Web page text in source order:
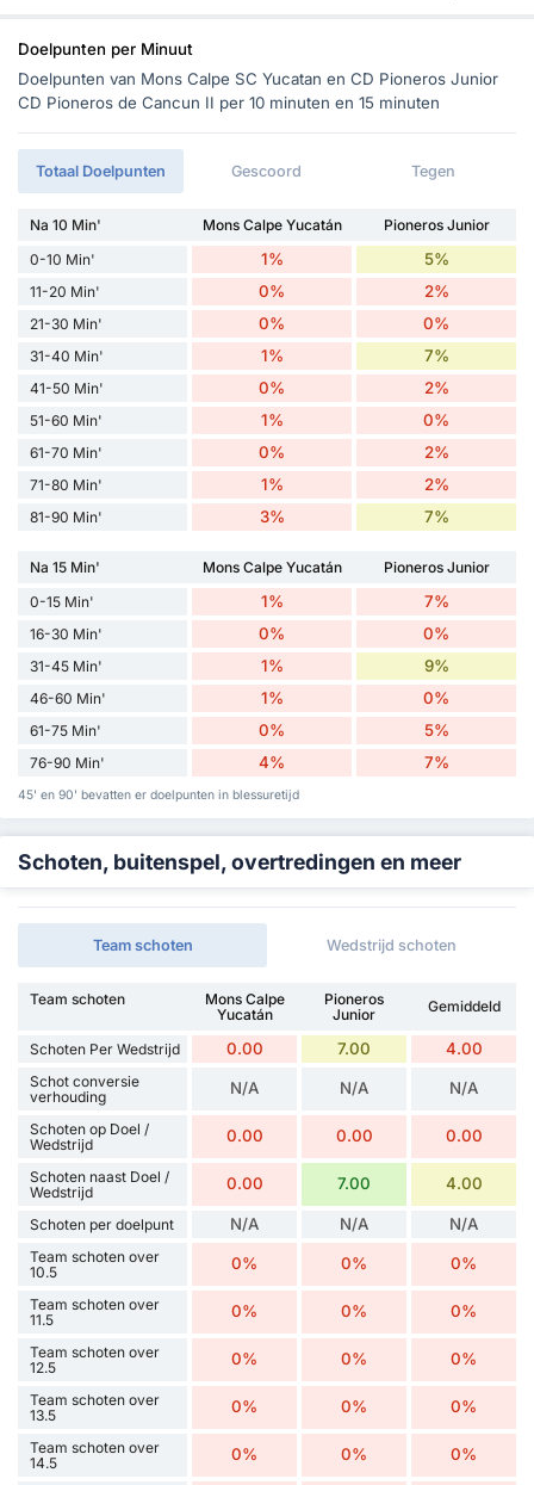
Doelpunten per Minuut
Doelpunten van Mons Calpe SC Yucatan en CD Pioneros Junior
CD Pioneros de Cancun II per 10 minuten en 15 minuten
Totaal Doelpunten Gescoord Tegen
Na 10 Min' Mons Calpe Yucatán
Pioneros Junior
0-10 Min'
1% 5%
11-20 Min' 0% 2%
21-30 Min' 0% 0%
31-40 Min' 1% 7%
41-50 Min' 0% 2%
51-60 Min' 1% 0%
61-70 Min' 0% 2%
71-80 Min' 1% 2%
81-90 Min' 3% 7%
Na 15 Min' Mons Calpe Yucatán
Pioneros Junior
0-15 Min'
1% 7%
16-30 Min' 0% 0%
31-45 Min' 1% 9%
46-60 Min' 1% 0%
61-75 Min' 0% 5%
76-90 Min' 4% 7%
45' en 90' bevatten er doelpunten in blessuretijd
Schoten, buitenspel, overtredingen en meer
Team schoten Wedstrijd schoten
Team schoten
Mons Calpe
Yucatán
Pioneros
Junior
Gemiddeld
Schoten Per Wedstrijd 0.00 7.00 4.00
Schot conversie
verhouding
N/A N/A N/A
Schoten op Doel /
Wedstrijd
0.00 0.00 0.00
Schoten naast Doel /
Wedstrijd
0.00 7.00 4.00
Schoten per doelpunt N/A N/A N/A
Team schoten over
10.5
0% 0% 0%
Team schoten over
11.5
0% 0% 0%
Team schoten over
12.5
0% 0% 0%
Team schoten over
13.5
0% 0% 0%
Team schoten over
14.5
0% 0% 0%